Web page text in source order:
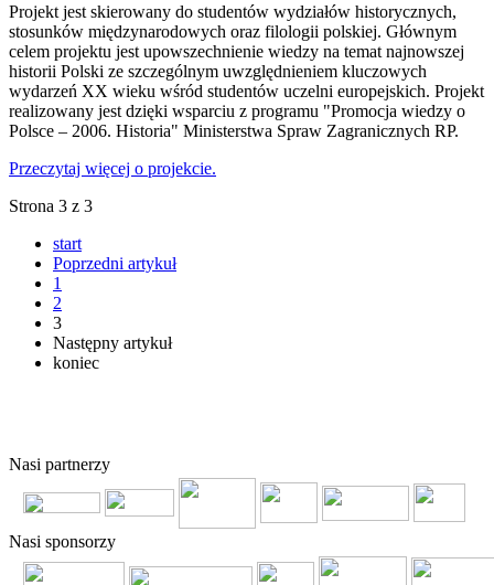
Projekt jest skierowany do studentów wydziałów historycznych,
stosunków międzynarodowych oraz filologii polskiej. Głównym
celem projektu jest upowszechnienie wiedzy na temat najnowszej
historii Polski ze szczególnym uwzględnieniem kluczowych
wydarzeń XX wieku wśród studentów uczelni europejskich. Projekt
realizowany jest dzięki wsparciu z programu "Promocja wiedzy o
Polsce – 2006. Historia" Ministerstwa Spraw Zagranicznych RP.
Przeczytaj więcej o projekcie.
Strona 3 z 3
start
Poprzedni artykuł
1
2
3
Następny artykuł
koniec
Nasi partnerzy
Nasi sponsorzy